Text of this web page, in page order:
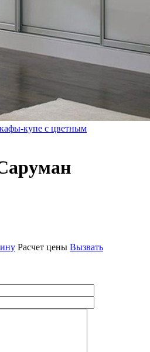
купе с цветным
Расчет цены Вызвать